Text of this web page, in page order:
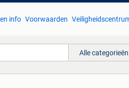
info Voorwaarden
Alle